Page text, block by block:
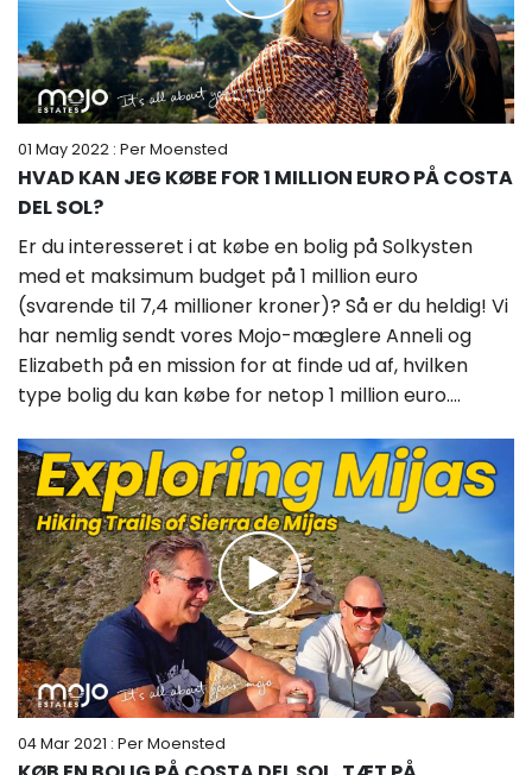
01 May 2022 : Per Moensted
HVAD KAN JEG KØBE FOR 1 MILLION EURO PÅ COSTA
DEL SOL?
Er du interesseret i at købe en bolig på Solkysten
med et maksimum budget på 1 million euro
(svarende til 7,4 millioner kroner)? Så er du heldig! Vi
har nemlig sendt vores Mojo-mæglere Anneli og
Elizabeth på en mission for at finde ud af, hvilken
type bolig du kan købe for netop 1 million euro....
04 Mar 2021 : Per Moensted